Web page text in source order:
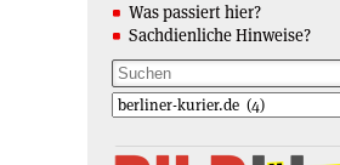
Was passiert hier?
Sachdienliche Hinweise?